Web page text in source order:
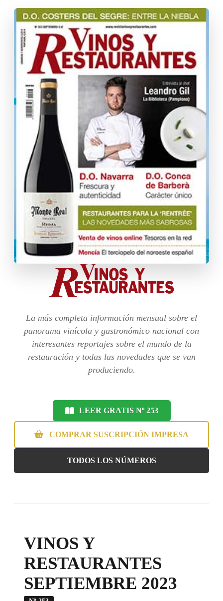
La más completa información mensual sobre el
panorama vinícola y gastronómico nacional con
interesantes reportajes sobre el mundo de la
restauración y todas las novedades que se van
produciendo.
LEER GRATIS Nº 253
COMPRAR SUSCRIPCIÓN IMPRESA
TODOS LOS NÚMEROS
VINOS Y
RESTAURANTES
SEPTIEMBRE 2023